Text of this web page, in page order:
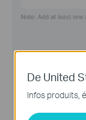
De United
Infos produits,